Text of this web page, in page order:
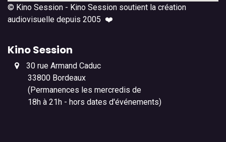
© Kino Session - Kino Session soutient la création
audiovisuelle depuis 2005 ❤️
Kino Session
30 rue Armand Caduc
33800 Bordeaux
(Permanences les mercredis de
18h à 21h - hors dates d'événements)